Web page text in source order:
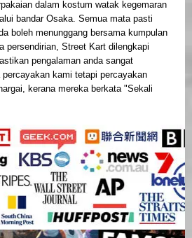
dalam kostum watak kegemaran
bandar Osaka. Semua mata pasti
boleh menunggang bersama kumpulan
persendirian, Street Kart dilengkapi
pengalaman anda sangat
kami tetapi percayakan
kerana mereka berkata "Sekali